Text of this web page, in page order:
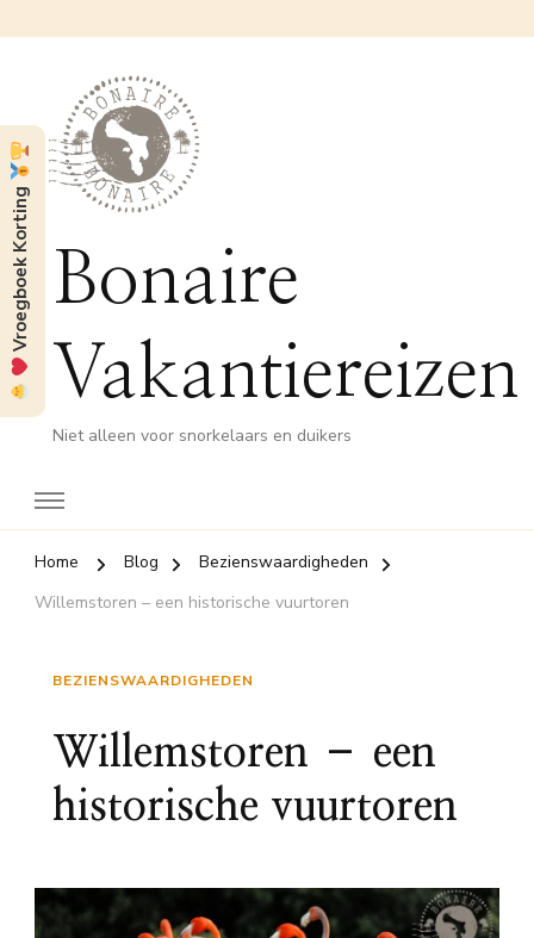
Bonaire
Vakantiereizen
Niet alleen voor snorkelaars en duikers
Home Blog
Bezienswaardigheden
Willemstoren – een historische vuurtoren
BEZIENSWAARDIGHEDEN
Willemstoren – een
historische vuurtoren
Vroegboek Korting